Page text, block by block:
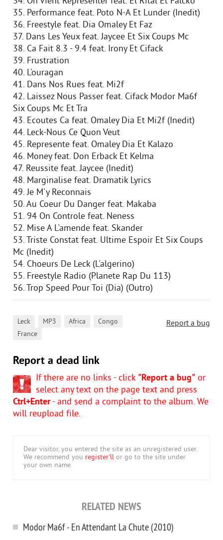
35. Performance feat. Poto N-A Et Lunder (Inedit)
36. Freestyle feat. Dia Omaley Et Faz
37. Dans Les Yeux feat. Jaycee Et Six Coups Mc
38. Ca Fait 8.3 - 9.4 feat. Irony Et Cifack
39. Frustration
40. L'ouragan
41. Dans Nos Rues feat. Mi2f
42. Laissez Nous Passer feat. Cifack Modor Ma6f
Six Coups Mc Et Tra
43. Ecoutes Ca feat. Omaley Dia Et Mi2f (Inedit)
44. Leck-Nous Ce Quon Veut
45. Represente feat. Omaley Dia Et Kalazo
46. Money feat. Don Erback Et Kelma
47. Reussite feat. Jaycee (Inedit)
48. Marginalise feat. Dramatik Lyrics
49. Je M'y Reconnais
50. Au Coeur Du Danger feat. Makaba
51. 94 On Controle feat. Neness
52. Mise A L'amende feat. Skander
53. Triste Constat feat. Ultime Espoir Et Six Coups
Mc (Inedit)
54. Choeurs De Leck (L'algerino)
55. Freestyle Radio (Planete Rap Du 113)
56. Trop Speed Pour Toi (Dia) (Outro)
Report a bug
Leck MP3 Africa Congo
France
Report a dead link
If there are no links - click "Report a bug" or
select any text on the page text and press
Ctrl+Enter- and send a complaint to the album. We
will reupload file.
Dear visitor, you entered the site as an unregistered user.
We recommend you register'll or go to the site under
your own name.
RELATED NEWS
Modor Ma6f - En Attendant La Chute (2010)